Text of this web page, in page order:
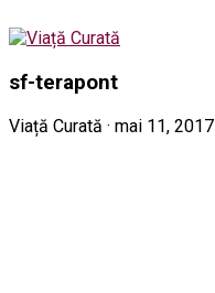
sf-terapont
Viață Curată · mai 11, 2017